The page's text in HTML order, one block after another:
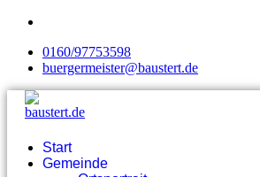
0160/97753598
buergermeister@baustert.de
Start
Gemeinde